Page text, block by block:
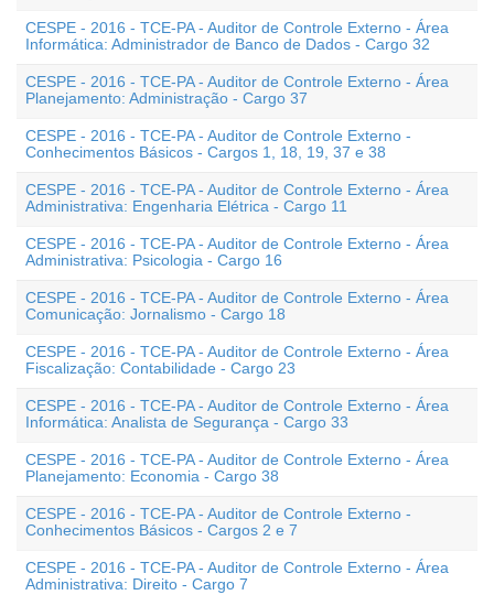
CESPE - 2016 - TCE-PA - Auditor de Controle Externo - Área
Informática: Administrador de Banco de Dados - Cargo 32
CESPE - 2016 - TCE-PA - Auditor de Controle Externo - Área
Planejamento: Administração - Cargo 37
CESPE - 2016 - TCE-PA - Auditor de Controle Externo -
Conhecimentos Básicos - Cargos 1, 18, 19, 37 e 38
CESPE - 2016 - TCE-PA - Auditor de Controle Externo - Área
Administrativa: Engenharia Elétrica - Cargo 11
CESPE - 2016 - TCE-PA - Auditor de Controle Externo - Área
Administrativa: Psicologia - Cargo 16
CESPE - 2016 - TCE-PA - Auditor de Controle Externo - Área
Comunicação: Jornalismo - Cargo 18
CESPE - 2016 - TCE-PA - Auditor de Controle Externo - Área
Fiscalização: Contabilidade - Cargo 23
CESPE - 2016 - TCE-PA - Auditor de Controle Externo - Área
Informática: Analista de Segurança - Cargo 33
CESPE - 2016 - TCE-PA - Auditor de Controle Externo - Área
Planejamento: Economia - Cargo 38
CESPE - 2016 - TCE-PA - Auditor de Controle Externo -
Conhecimentos Básicos - Cargos 2 e 7
CESPE - 2016 - TCE-PA - Auditor de Controle Externo - Área
Administrativa: Direito - Cargo 7